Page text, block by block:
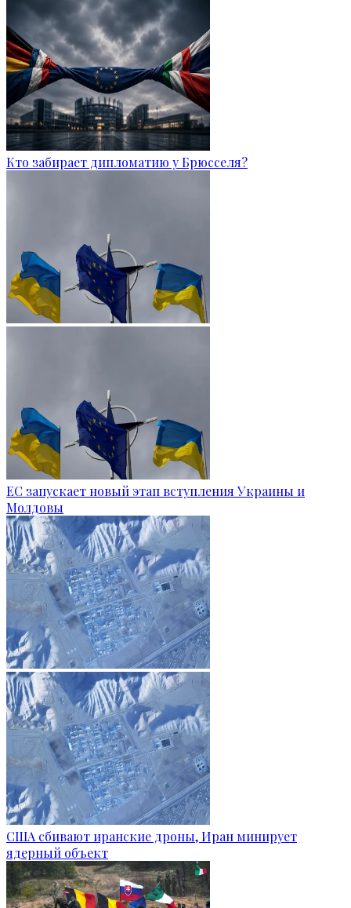
Кто забирает дипломатию у Брюсселя?
ЕС запускает новый этап вступления Украины и
Молдовы
США сбивают иранские дроны, Иран минирует
ядерный объект